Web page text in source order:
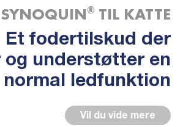
SYNOQUIN® TIL KATTE
Et fodertilskud der
og understøtter en
normal ledfunktion
Vil du vide mere